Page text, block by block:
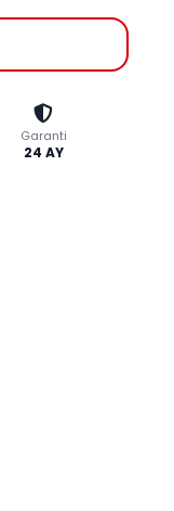
Garanti
24 AY